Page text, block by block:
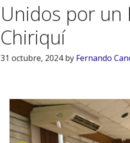
Unidos por un
Chiriquí
31 octubre, 2024by Fernando